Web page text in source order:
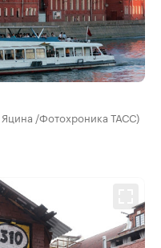
/Фотохроника ТАСС)